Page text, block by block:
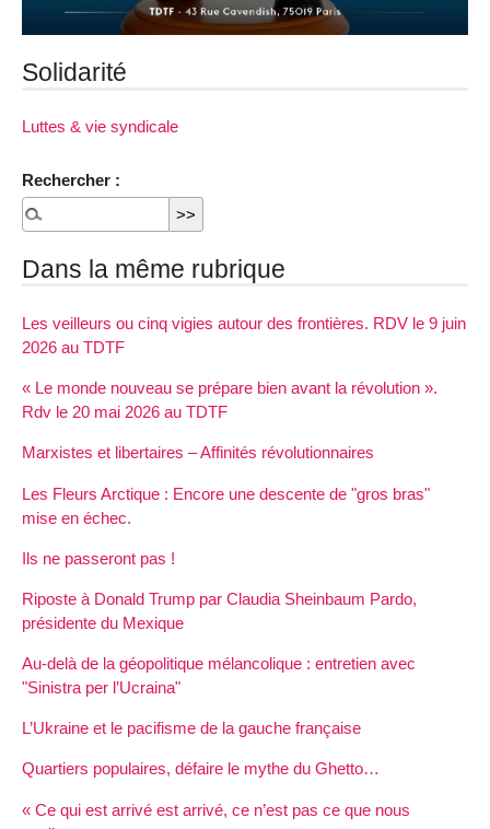
Solidarité
Luttes & vie syndicale
Rechercher :
Dans la même rubrique
Les veilleurs ou cinq vigies autour des frontières. RDV le 9 juin
2026 au TDTF
« Le monde nouveau se prépare bien avant la révolution ».
Rdv le 20 mai 2026 au TDTF
Marxistes et libertaires – Affinités révolutionnaires
Les Fleurs Arctique : Encore une descente de "gros bras"
mise en échec.
Ils ne passeront pas !
Riposte à Donald Trump par Claudia Sheinbaum Pardo,
présidente du Mexique
Au-delà de la géopolitique mélancolique : entretien avec
"Sinistra per l’Ucraina"
L’Ukraine et le pacifisme de la gauche française
Quartiers populaires, défaire le mythe du Ghetto…
« Ce qui est arrivé est arrivé, ce n’est pas ce que nous